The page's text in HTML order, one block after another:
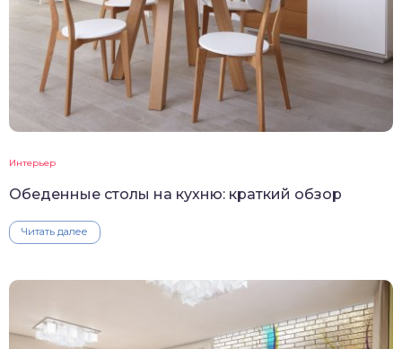
Интерьер
Обеденные столы на кухню: краткий обзор
Читать далее